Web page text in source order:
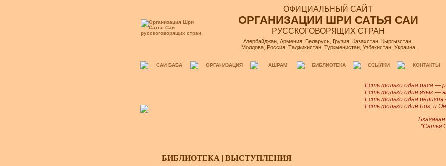
ОФИЦИАЛЬНЫЙ САЙТ
ОРГАНИЗАЦИИ ШРИ САТЬЯ САИ
РУССКОГОВОРЯЩИХ СТРАН
Азербайджан, Армения, Беларусь, Грузия, Казахстан, Кыргызстан,
Молдова, Россия, Таджикистан, Туркменистан, Узбекистан, Украина
САИ БАБА ОРГАНИЗАЦИЯ АШРАМ БИБЛИОТЕКА ССЫЛКИ КОНТАКТЫ
Есть только одна раса —
Есть только один язык —
Есть только одна религия
Есть только один Бог, и
"Сатья
БИБЛИОТЕКА | ВЫСТУПЛЕНИЯ